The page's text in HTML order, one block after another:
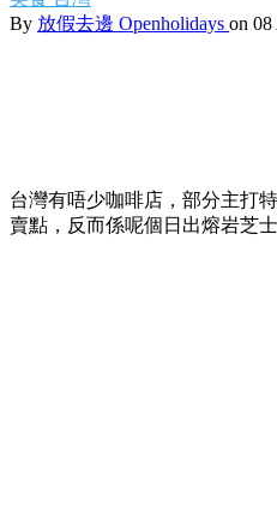
By 放假去邊 Openholidays on 08
台灣有唔少咖啡店，部分主打
賣點，反而係呢個日出熔岩芝士